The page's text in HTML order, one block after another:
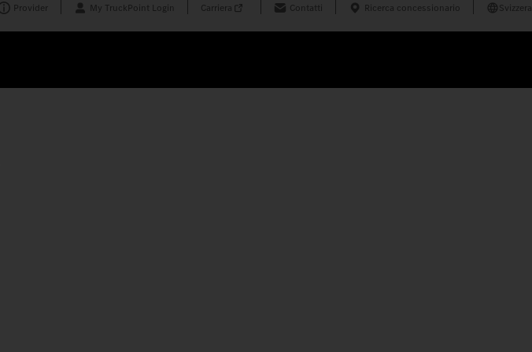
Provider My TruckPoint Login Carriera Contatti Ricerca concessionario Svizzera